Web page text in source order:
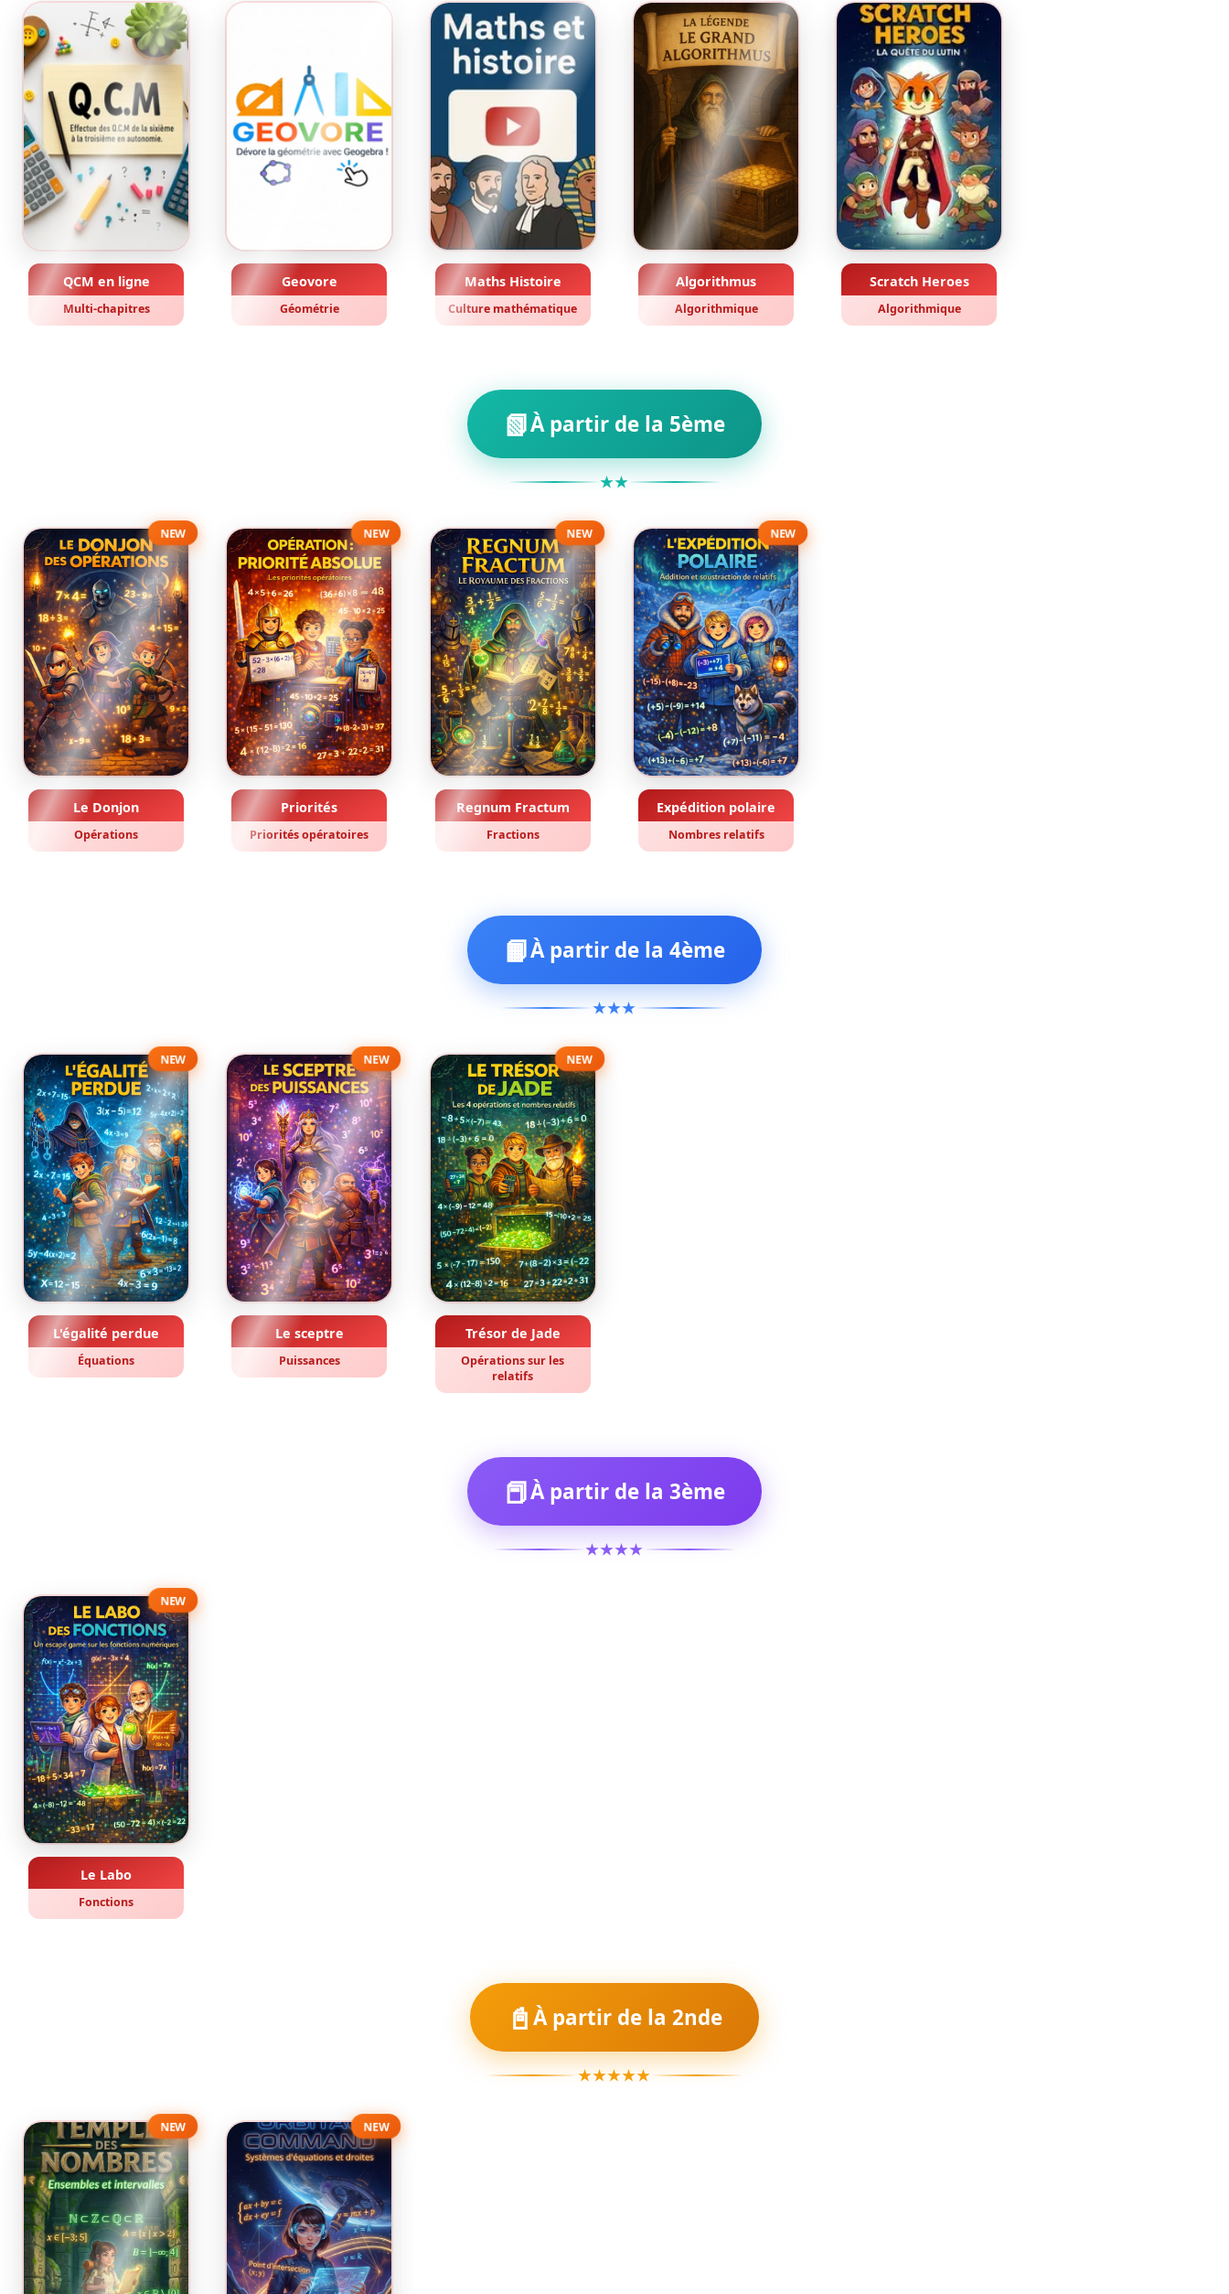
QCM en ligne
Multi-chapitres
Geovore
Géométrie
Maths Histoire
Culture mathématique
Algorithmus
Algorithmique
Scratch Heroes
Algorithmique
📗À partir de la 5ème
★★
NEW
Le Donjon
Opérations
NEW
Priorités
Priorités opératoires
NEW
Regnum Fractum
Fractions
NEW
Expédition polaire
Nombres relatifs
📙À partir de la 4ème
★★★
NEW
L'égalité perdue
Équations
NEW
Le sceptre
Puissances
NEW
Trésor de Jade
Opérations sur les
relatifs
📕À partir de la 3ème
★★★★
NEW
Le Labo
Fonctions
📓À partir de la 2nde
★★★★★
NEW NEW